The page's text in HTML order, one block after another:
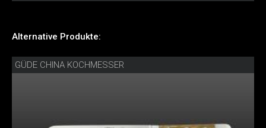
Alternative Produkte:
GÜDE CHINA KOCHMESSER